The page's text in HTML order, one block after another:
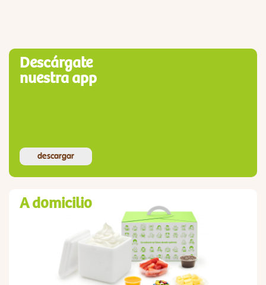
Descárgate
nuestra app
descargar
A domicilio